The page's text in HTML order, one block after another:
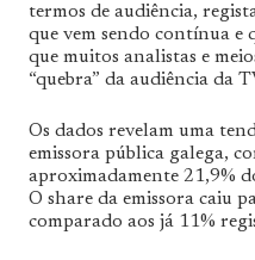
termos de audiência,
que vem sendo contínua e
que muitos analistas e
“quebra” da audiência da
Os dados revelam uma
emissora pública galega,
aproximadamente 21,9%
O share da emissora caiu
comparado aos já 11%